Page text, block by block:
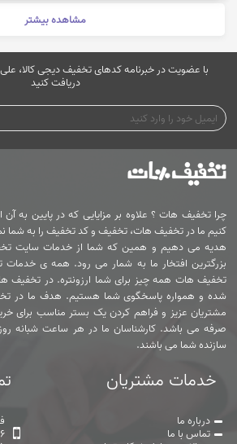
مشاهده بیشتر
با عضویت در خبرنامه کدهای تخفیف دیجی کالا، علی
دریافت کنید
چرا تخفیف هات ؟ علاوه بر مزایایی که در پایین به آن
کنیم ما در تخفیف هات، تخفیف و کد تخفیف را به شما
هدیه می دهیم و همین که شما از خدمات سایت
بزرگترین افتخار ما به شمار می رود. همه ی
تخفیف هات همه چیز برای شما ارزونتره. در
شده و همواره پاسخگوی شما هستیم. هدف ما در
مشتریان عزیز و فراهم کردن یک بستر مناسب برای
صرفه می باشد. کارشناسان ما در هر ساعت شبانه
سازنده شما می باشند.
خدمات مشتریان
درباره ما
تماس با ما